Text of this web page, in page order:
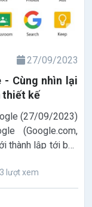
27/09/2023
- Cùng nhìn lại
thiết kế
(27/09/2023)
(Google.com,
thành lập tới bây
phát triển Logo
xu hướng thiết
lượt xem